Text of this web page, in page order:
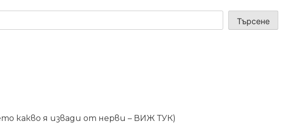
Търсене
какво я извади от нерви – ВИЖ ТУК)